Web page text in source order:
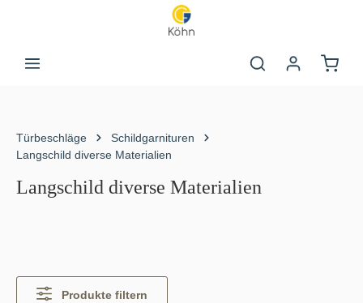
Türbeschläge
Schildgarnituren
Langschild diverse Materialien
Langschild diverse Materialien
Produkte filtern